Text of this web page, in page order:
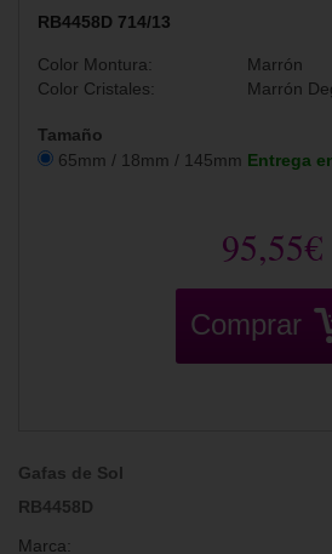
RB4458D 714/13
Color Montura:
Marrón
Color Cristales:
Marrón
Tamaño
65mm / 18mm / 145mm Entrega
95,55€
Comprar
Gafas de Sol
RB4458D
Marca: